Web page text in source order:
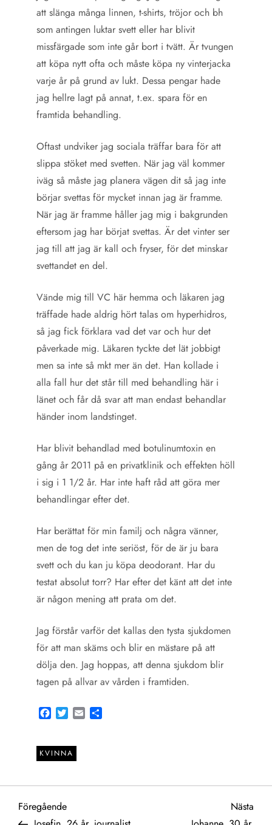
att slänga många linnen, t-shirts, tröjor och bh
som antingen luktar svett eller har blivit
missfärgade som inte går bort i tvätt. Är tvungen
att köpa nytt ofta och måste köpa ny vinterjacka
varje år på grund av lukt. Dessa pengar hade
jag hellre lagt på annat, t.ex. spara för en
framtida behandling.
Oftast undviker jag sociala träffar bara för att
slippa stöket med svetten. När jag väl kommer
iväg så måste jag planera vägen dit så jag inte
börjar svettas för mycket innan jag är framme.
När jag är framme håller jag mig i bakgrunden
eftersom jag har börjat svettas. Är det vinter ser
jag till att jag är kall och fryser, för det minskar
svettandet en del.
Vände mig till VC här hemma och läkaren jag
träffade hade aldrig hört talas om hyperhidros,
så jag fick förklara vad det var och hur det
påverkade mig. Läkaren tyckte det lät jobbigt
men sa inte så mkt mer än det. Han kollade i
alla fall hur det står till med behandling här i
länet och får då svar att man endast behandlar
händer inom landstinget.
Har blivit behandlad med botulinumtoxin en
gång år 2011 på en privatklinik och effekten höll
i sig i 1 1/2 år. Har inte haft råd att göra mer
behandlingar efter det.
Har berättat för min familj och några vänner,
men de tog det inte seriöst, för de är ju bara
svett och du kan ju köpa deodorant. Har du
testat absolut torr? Har efter det känt att det inte
är någon mening att prata om det.
Jag förstår varför det kallas den tysta sjukdomen
för att man skäms och blir en mästare på att
dölja den. Jag hoppas, att denna sjukdom blir
tagen på allvar av vården i framtiden.
Facebook
TwitterEmail
KVINNA
I
Föregående
Föregående
Nästa